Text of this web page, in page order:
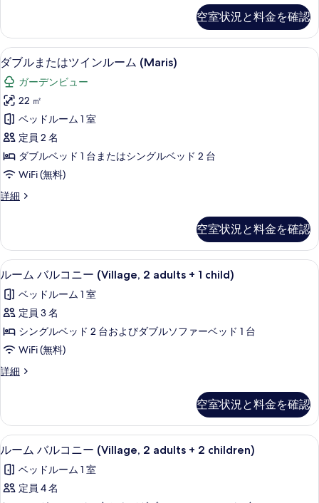
の
す
べ
て
の
写
真
を
表
る
バ
ル
コ
ニ
ー
(Village
Suite)
の
詳
細
空室状況と料金を確認
ダ
ブ
ル
ま
た
は
ツ
イ
ン
ー
ム
(Maris)
の
す
べ
て
の
を
表
示
す
る
ミニバー、セーフティボックス (室
5
ダブルまたはツインルーム (Maris)
ガーデンビュー
22 ㎡
ベッドルーム 1 室
定員 2 名
ダブルベッド 1 台またはシングルベッド 2 台
WiFi (無料)
詳細
ダ
た
は
ツ
ン
ル
ム
(Maris)
詳
空室状況と料金を確認
ル
ー
ム
バ
ル
コ
ニ
(Village,
adults
+
child)
ミニバー、セーフティボックス (室
5
ルーム バルコニー (Village, 2 adults + 1 child)
ベッドルーム 1 室
定員 3 名
シングルベッド 2 台およびダブルソファーベッド 1 台
WiFi (無料)
詳細
ル
ル
コ
ニ
(Village,
2
空室状況と料金を確認
ル
ー
ム
バ
ミニバー、セーフティボックス (室
5
ルーム バルコニー (Village, 2 adults + 2 children)
ベッドルーム 1 室
定員 4 名